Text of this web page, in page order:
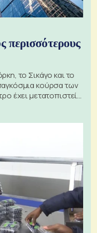
περισσότερους
το Σικάγο και το
κούρσα των
έχει μετατοπιστεί